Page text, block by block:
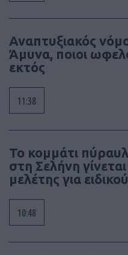
Αναπτυξιακός
Άμυνα, ποιοι
εκτός
11:38
Το κομμάτι
στη Σελήνη
μελέτης για
10:48